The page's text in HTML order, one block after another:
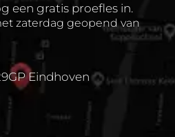
een gratis proefles in.
zaterdag geopend van
Eindhoven